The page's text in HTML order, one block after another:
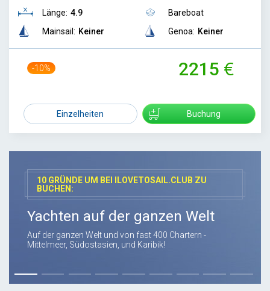
Länge: 4.9
Mainsail: Keiner
Bareboat
Genoa: Keiner
-10% 2215
Einzelheiten Buchung
10 GRÜNDE UM BEI ILOVETOSAIL.CLUB ZU
BUCHEN:
Yachten auf der ganzen Welt
Auf der ganzen Welt und von fast 400 Chartern -
Mittelmeer, Südostasien, und Karibik!